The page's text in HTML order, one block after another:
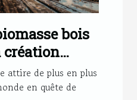
bois
création
le secteur
attire de plus en plus
en quête de